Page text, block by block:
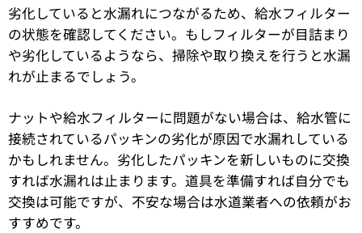
劣化していると水漏れにつながるため、給水フィルター
の状態を確認してください。もしフィルターが目詰まり
や劣化しているようなら、掃除や取り換えを行うと水漏
れが止まるでしょう。
ナットや給水フィルターに問題がない場合は、給水管に
接続されているパッキンの劣化が原因で水漏れしている
かもしれません。劣化したパッキンを新しいものに交換
すれば水漏れは止まります。道具を準備すれば自分でも
交換は可能ですが、不安な場合は水道業者への依頼がお
すすめです。